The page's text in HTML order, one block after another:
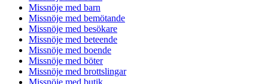
Missnöje med barn
Missnöje med bemötande
Missnöje med besökare
Missnöje med beteende
Missnöje med boende
Missnöje med böter
Missnöje med brottslingar